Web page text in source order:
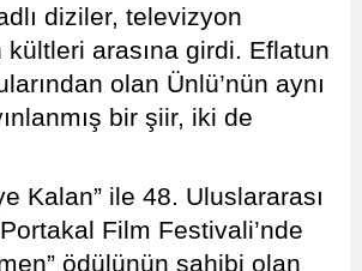
diziler, televizyon
kültleri arasına girdi. Eflatun
olan Ünlü’nün aynı
bir şiir, iki de
Kalan” ile 48. Uluslararası
Film Festivali’nde
ödülünün sahibi olan